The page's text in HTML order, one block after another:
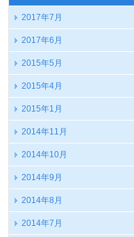
2017年7月
2017年6月
2015年5月
2015年4月
2015年1月
2014年11月
2014年10月
2014年9月
2014年8月
2014年7月